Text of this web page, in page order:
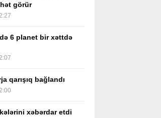
görür
6 planet bir xəttdə
qarışıq bağlandı
xəbərdar etdi